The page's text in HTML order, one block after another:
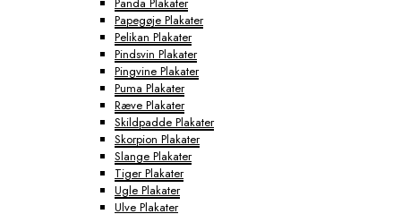
Papegøje Plakater
Pelikan Plakater
Pindsvin Plakater
Pingvine Plakater
Puma Plakater
Ræve Plakater
Skildpadde Plakater
Skorpion Plakater
Slange Plakater
Tiger Plakater
Ugle Plakater
Ulve Plakater